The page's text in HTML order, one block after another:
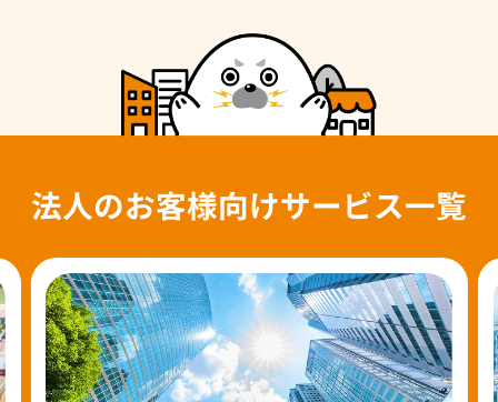
法人のお客様向けサービス一覧